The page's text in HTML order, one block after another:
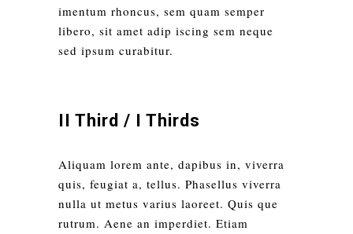
imentum rhoncus, sem quam semper
libero, sit amet adip iscing sem neque
sed ipsum curabitur.
II Third / I Thirds
Aliquam lorem ante, dapibus in, viverra
quis, feugiat a, tellus. Phasellus viverra
nulla ut metus varius laoreet. Quis que
rutrum. Aene an imperdiet. Etiam